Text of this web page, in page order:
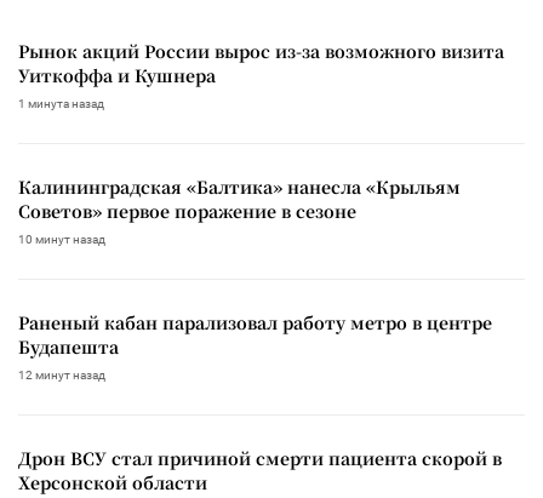
Рынок акций России вырос из-за возможного визита
Уиткоффа и Кушнера
1 минута назад
Калининградская «Балтика» нанесла «Крыльям
Советов» первое поражение в сезоне
10 минут назад
Раненый кабан парализовал работу метро в центре
Будапешта
12 минут назад
Дрон ВСУ стал причиной смерти пациента скорой в
Херсонской области